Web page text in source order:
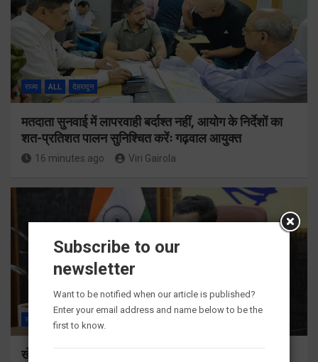
राज्य ALL देहरादून
मतदाता सुनवाई में लापरवाही बर्दाश्त नहीं, आयोग के निर्देशों का
शत-प्रतिशत पालन सुनिश्चित करेंः गढ़वाल आयुक्त
16 minutes ago Viri Gairola
राज्य ALL देहरादून
खेल महाकुंभ 2026ः 01 सितंबर से सजेगा मुख्यमंत्री
Subscribe to our
newsletter
Want to be notified when our article is published?
Enter your email address and name below to be the
first to know.